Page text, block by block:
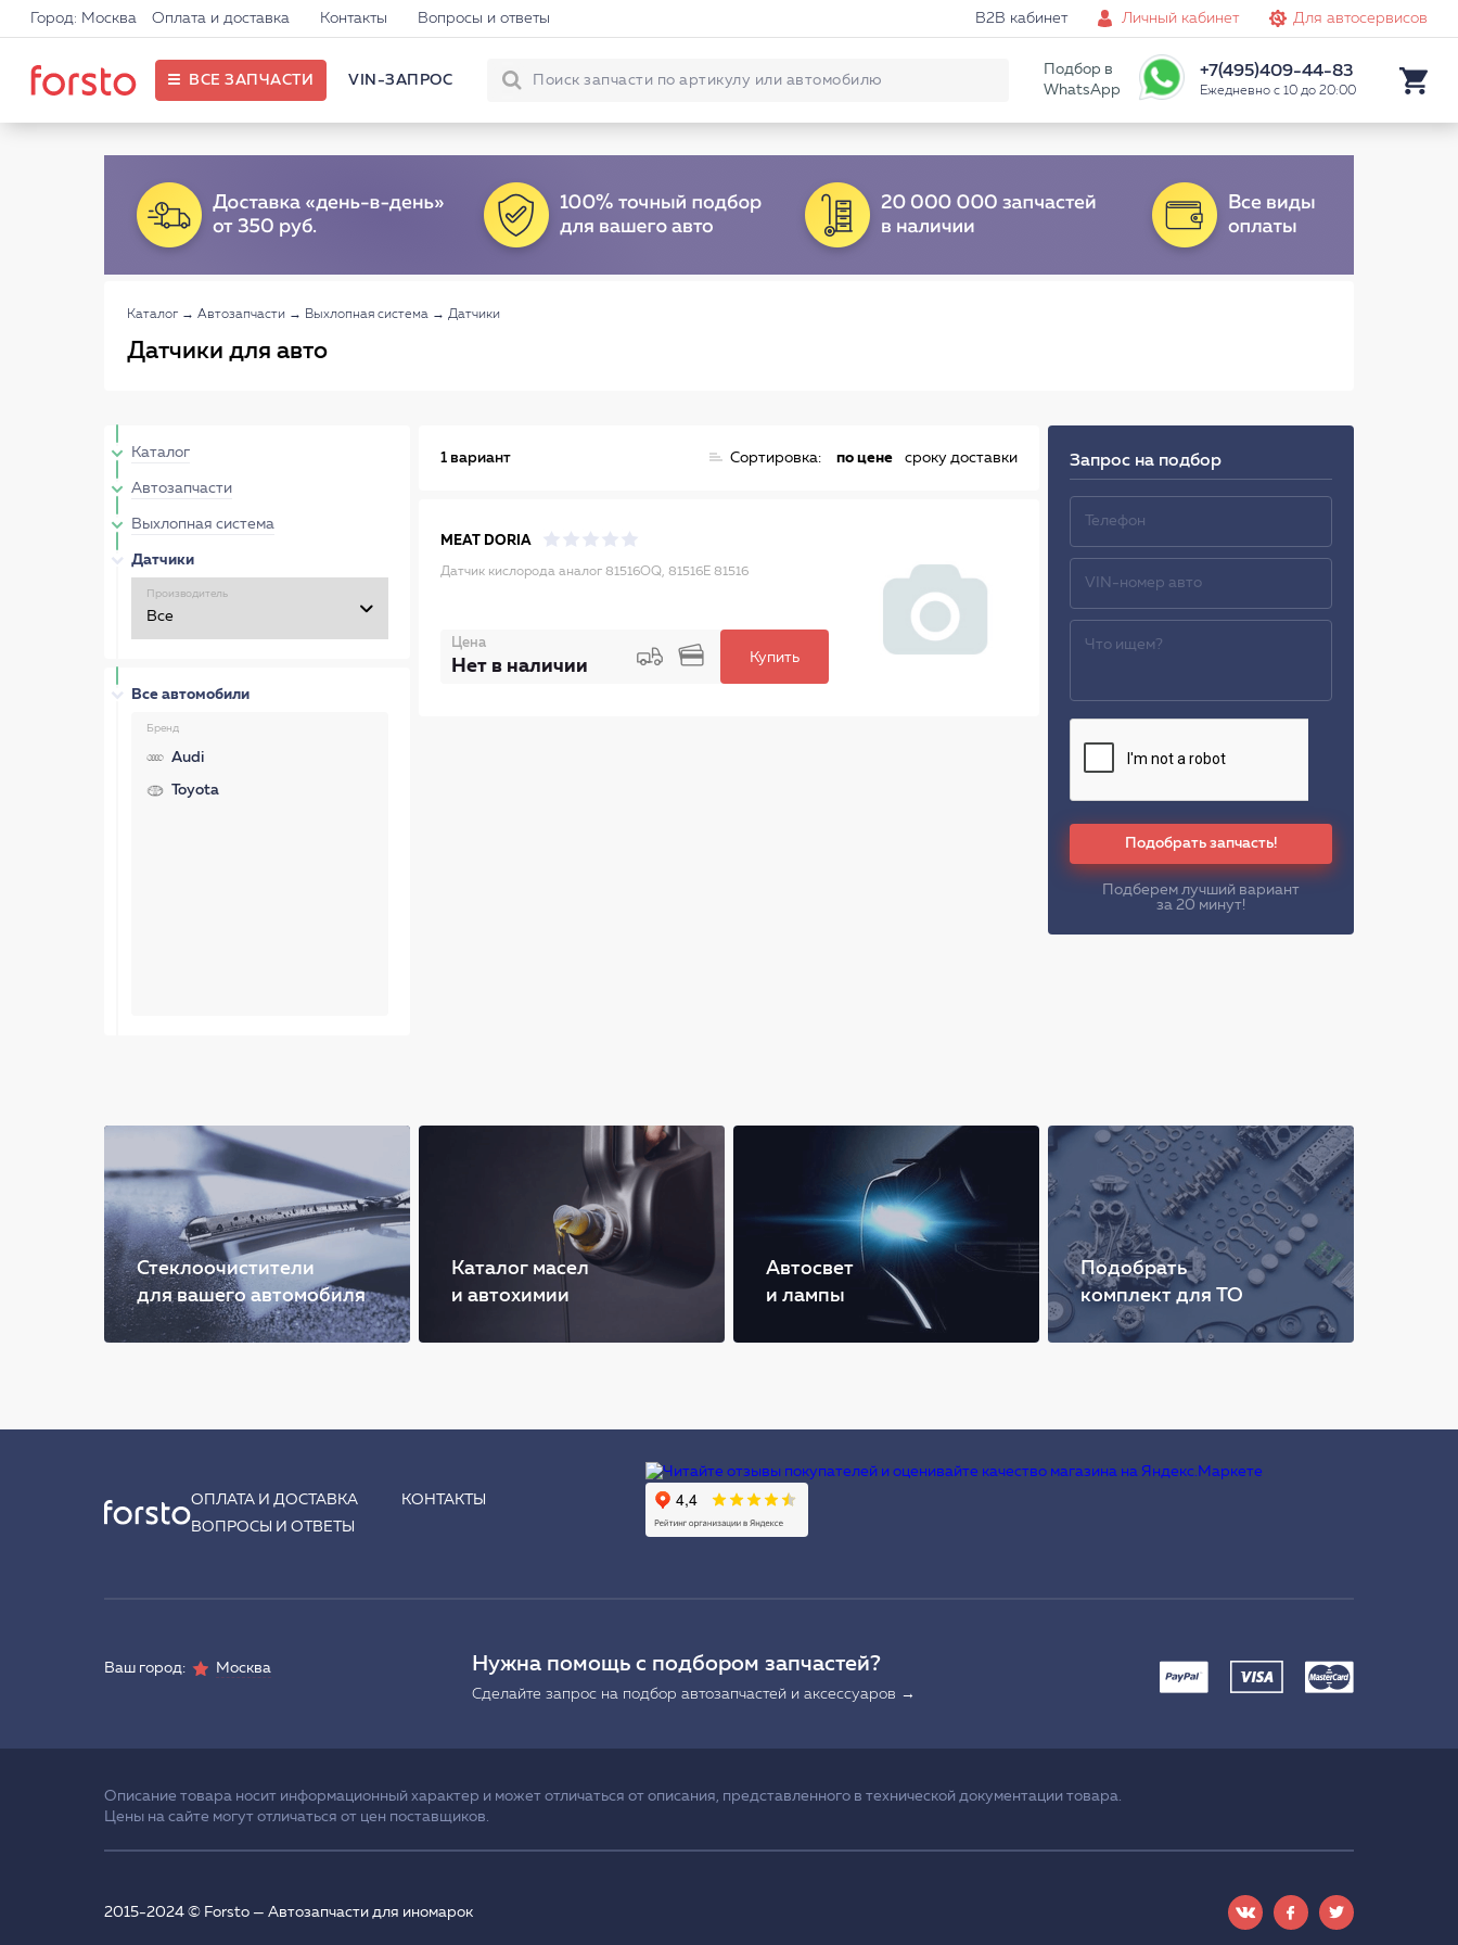
Город: Москва Оплата и доставка Контакты Вопросы и ответы B2B кабинет Личный кабинет Для автосервисов
ВСЕ ЗАПЧАСТИ VIN-ЗАПРОС
Подбор в
WhatsApp
+7(495)409-44-83
Ежедневно с 10 до 20:00
Каталог → Автозапчасти → Выхлопная система → Датчики
Датчики для авто
Каталог
Автозапчасти
Выхлопная система
Датчики
Производитель
Все автомобили
Бренд
Audi
Toyota
1 вариант Сортировка: по цене сроку доставки
MEAT DORIA
Датчик кислорода аналог 81516OQ, 81516E 81516
Цена
Нет в наличии Купить
Запрос на подбор
Подобрать запчасть!
Подберем лучший вариант
за 20 минут!
Стеклоочистители
для вашего автомобиля
Каталог масел
и автохимии
Автосвет
и лампы
Подобрать
комплект для ТО
ОПЛАТА И ДОСТАВКА
КОНТАКТЫ
ВОПРОСЫ И ОТВЕТЫ
Ваш город: Москва Нужна помощь с подбором запчастей?
Сделайте запрос на подбор автозапчастей и аксессуаров →
Описание товара носит информационный характер и может отличаться от описания, представленного в технической документации товара.
Цены на сайте могут отличаться от цен поставщиков.
2015-2024 © Forsto — Автозапчасти для иномарок